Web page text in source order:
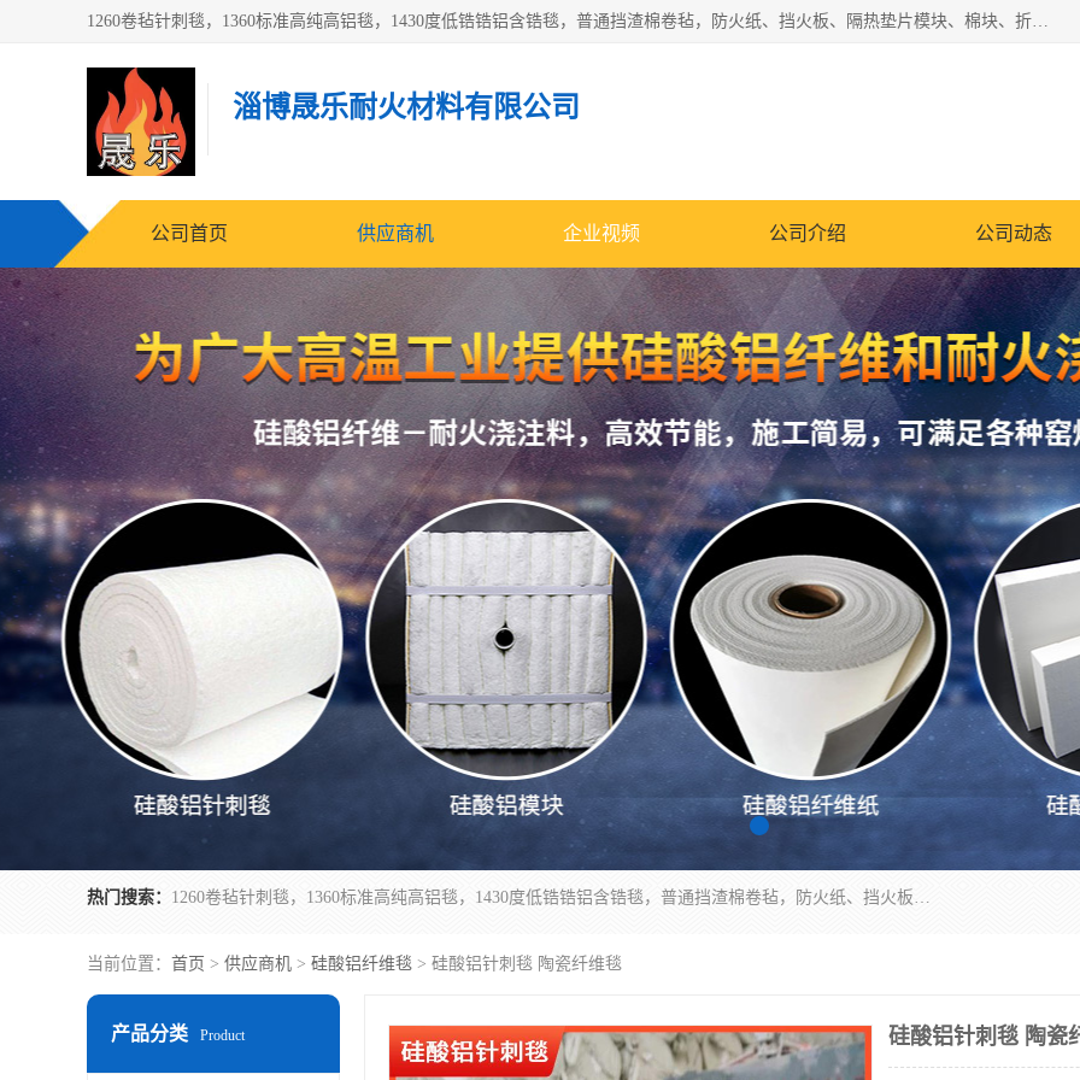
1260卷毡针刺毯，1360标准高纯高铝毯，1430度低锆锆铝含锆毯，普通挡渣棉卷毡，防火纸、挡火板、隔热垫片模块、棉块、折叠块、散棉高温固化剂价格规格密度多少钱图片视频立方平米参数指标
淄博晟乐耐火材料有限公司
公司首页 供应商机 企业视频 公司介绍 公司动态
热门搜索： 1260卷毡针刺毯，1360标准高纯高铝毯，1430度低锆锆铝含锆毯，普通挡渣棉卷毡，防火纸、挡火板、隔热垫片模块、棉块、折叠块、散棉高温固化剂价格规格密度多少钱图片视频立方平米参数指标
当前位置： 首页 > 供应商机 > 硅酸铝纤维毯 > 硅酸铝针刺毯 陶瓷纤维毯
产品分类 Product 硅酸铝针刺毯 陶瓷